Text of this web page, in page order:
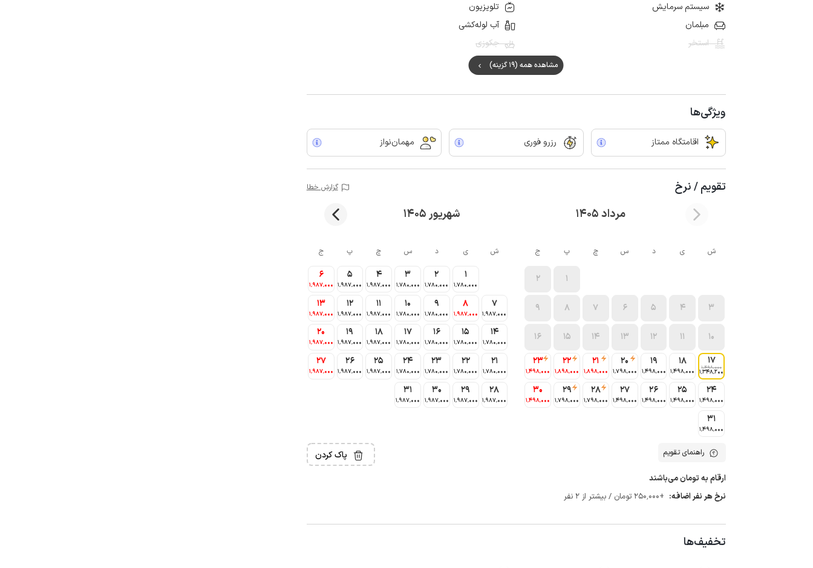
سیستم سرمایش
تلویزیون
مبلمان
آب لوله‌کشی
استخر
جکوزی
مشاهده همه (19 گزینه)
ویژگی‌ها
اقامتگاه ممتاز رزرو فوری مهمان‌نواز
تقویم / نرخ گزارش خطا
مرداد 1405 شهریور 1405
ش ی د س چ پ ج
1
2
3
4
5
6
7
8
9
10
11
12
13
14
15
16
17
1٬498٬000
1٬348٬200
18
1٬498٬000
19
1٬498٬000
20
1٬798٬000
21
1٬898٬000
22
1٬898٬000
23
1٬498٬000
24
1٬498٬000
25
1٬498٬000
26
1٬498٬000
27
1٬498٬000
28
1٬798٬000
29
1٬798٬000
30
1٬498٬000
31
1٬498٬000
ش ی د س چ پ ج
1
1٬780٬000
2
1٬780٬000
3
1٬780٬000
4
1٬987٬000
5
1٬987٬000
6
1٬987٬000
7
1٬987٬000
8
1٬987٬000
9
1٬780٬000
10
1٬780٬000
11
1٬987٬000
12
1٬987٬000
13
1٬987٬000
14
1٬780٬000
15
1٬780٬000
16
1٬780٬000
17
1٬780٬000
18
1٬987٬000
19
1٬987٬000
20
1٬987٬000
21
1٬780٬000
22
1٬780٬000
23
1٬780٬000
24
1٬780٬000
25
1٬987٬000
26
1٬987٬000
27
1٬987٬000
28
1٬987٬000
29
1٬987٬000
30
1٬987٬000
31
1٬987٬000
راهنمای تقویم پاک کردن
ارقام به تومان می‌باشند
نرخ هر نفر اضافه: +250٬000 تومان / بیشتر از 2 نفر
تخفیف‌ها